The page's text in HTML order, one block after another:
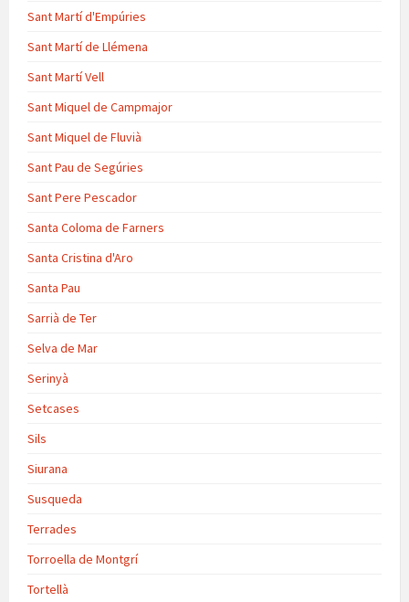
Sant Martí d'Empúries
Sant Martí de Llémena
Sant Martí Vell
Sant Miquel de Campmajor
Sant Miquel de Fluvià
Sant Pau de Segúries
Sant Pere Pescador
Santa Coloma de Farners
Santa Cristina d'Aro
Santa Pau
Sarrià de Ter
Selva de Mar
Serinyà
Setcases
Sils
Siurana
Susqueda
Terrades
Torroella de Montgrí
Tortellà